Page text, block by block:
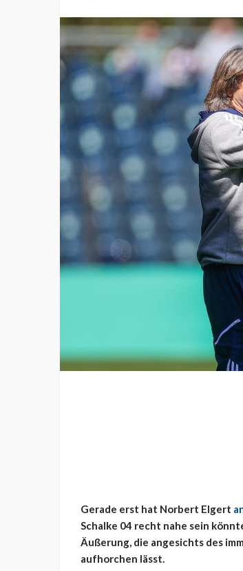
Gerade erst hat Norbert Elgert
Schalke 04 recht nahe sein
Äußerung, die angesichts des
aufhorchen lässt.